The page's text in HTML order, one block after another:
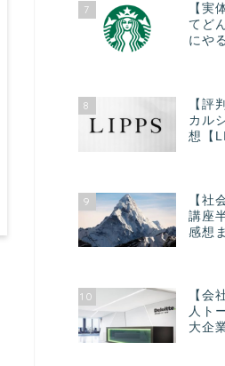
7
【実
てど
にや
8
【評
カル
想【
9
【社
講座
感想
10
【会
人ト
大企